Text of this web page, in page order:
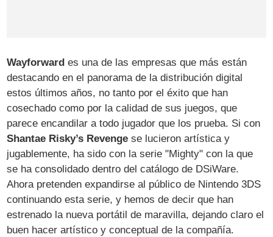
Wayforward es una de las empresas que más están
destacando en el panorama de la distribución digital
estos últimos años, no tanto por el éxito que han
cosechado como por la calidad de sus juegos, que
parece encandilar a todo jugador que los prueba. Si con
Shantae Risky’s Revenge se lucieron artística y
jugablemente, ha sido con la serie "Mighty" con la que
se ha consolidado dentro del catálogo de DSiWare.
Ahora pretenden expandirse al público de Nintendo 3DS
continuando esta serie, y hemos de decir que han
estrenado la nueva portátil de maravilla, dejando claro el
buen hacer artístico y conceptual de la compañía.